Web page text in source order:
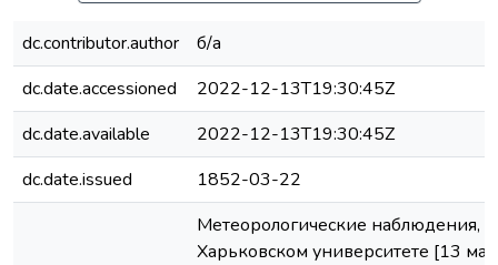
dc.contributor.author
б/а
dc.date.accessioned
2022-12-13T19:30:45Z
dc.date.available
2022-12-13T19:30:45Z
dc.date.issued
1852-03-22
Метеорологические наблюдения,
Харьковском университете [13